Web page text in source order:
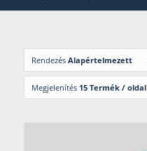
Rendezés Alapértelmezett
Megjelenítés 15 Termék / oldal